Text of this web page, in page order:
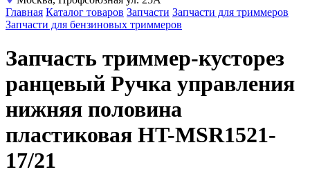
Главная Каталог товаров Запчасти Запчасти для триммеров
Запчасти для бензиновых триммеров
Запчасть триммер-кусторез
ранцевый Ручка управления
нижняя половина
пластиковая HT-MSR1521-
17/21